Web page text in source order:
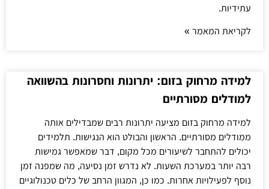
עתידיות.
לקריאת המאמר »
למידה מרחוק בזום: יתרונות וחסרונות בהשוואה
למודלים מסורתיים
למידה מרחוק בזום מציעה יתרונות רבים שמבדילים אותה
ממודלים מסורתיים. הראשון והבולט הוא הנגישות. תלמידים
יכולים להתחבר לשיעורים מכל מקום, דבר שמאפשר גמישות
רבה יותר במערכת השעות. לא נדרש זמן נסיעה, מה שמפנה זמן
נוסף לפעילויות אחרות. כמו כן, המגוון הרחב של כלים טכנולוגיים